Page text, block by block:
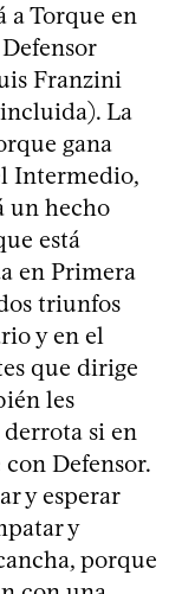
a Torque en
Franzini
La
gana
Intermedio,
un hecho
está
en Primera
triunfos
y en el
que dirige
les
si en
Defensor.
y esperar
y
porque